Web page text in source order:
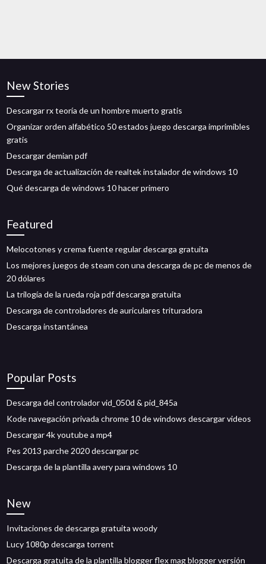
New Stories
Descargar rx teoría de un hombre muerto gratis
Organizar orden alfabético 50 estados juego descarga imprimibles
gratis
Descargar demian pdf
Descarga de actualización de realtek instalador de windows 10
Qué descarga de windows 10 hacer primero
Featured
Melocotones y crema fuente regular descarga gratuita
Los mejores juegos de steam con una descarga de pc de menos de
20 dólares
La trilogía de la rueda roja pdf descarga gratuita
Descarga de controladores de auriculares trituradora
Descarga instantánea
Popular Posts
Descarga del controlador vid_050d & pid_845a
Kode navegación privada chrome 10 de windows descargar videos
Descargar 4k youtube a mp4
Pes 2013 parche 2020 descargar pc
Descarga de la plantilla avery para windows 10
New
Invitaciones de descarga gratuita woody
Lucy 1080p descarga torrent
Descarga gratuita de la plantilla blogger flex mag blogger versión